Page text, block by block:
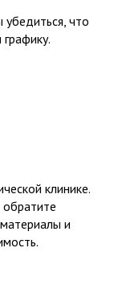
что
клинике.
и